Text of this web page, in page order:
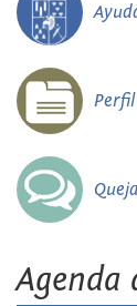
Agenda